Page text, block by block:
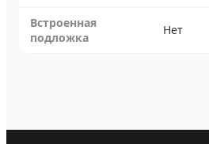
Встроенная
подложка
Нет